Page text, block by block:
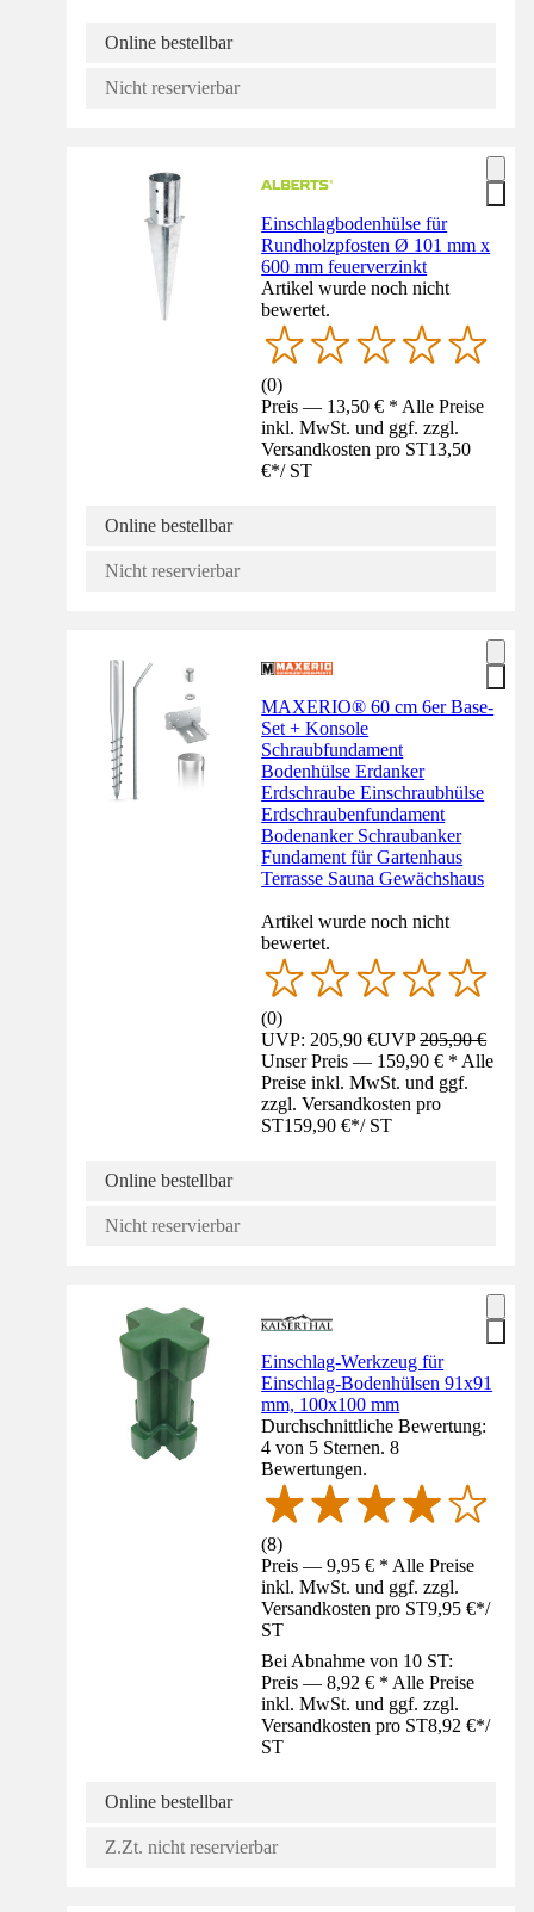
Online bestellbar
Nicht reservierbar
Einschlagbodenhülse für
Rundholzpfosten Ø 101 mm x
600 mm feuerverzinkt
Artikel wurde noch nicht
bewertet.
(0)
Preis — 13,50 € * Alle Preise
inkl. MwSt. und ggf. zzgl.
Versandkosten pro ST13,50
€*/ ST
Online bestellbar
Nicht reservierbar
MAXERIO® 60 cm 6er Base-
Set + Konsole
Schraubfundament
Bodenhülse Erdanker
Erdschraube Einschraubhülse
Erdschraubenfundament
Bodenanker Schraubanker
Fundament für Gartenhaus
Terrasse Sauna Gewächshaus
Artikel wurde noch nicht
bewertet.
(0)
UVP: 205,90 €UVP205,90 €
Unser Preis — 159,90 € * Alle
Preise inkl. MwSt. und ggf.
zzgl. Versandkosten pro
ST159,90 €*/ ST
Online bestellbar
Nicht reservierbar
Einschlag-Werkzeug für
Einschlag-Bodenhülsen 91x91
mm, 100x100 mm
Durchschnittliche Bewertung:
4 von 5 Sternen. 8
Bewertungen.
(8)
Preis — 9,95 € * Alle Preise
inkl. MwSt. und ggf. zzgl.
Versandkosten pro ST9,95 €*/
ST
Bei Abnahme von 10 ST:
Preis — 8,92 € * Alle Preise
inkl. MwSt. und ggf. zzgl.
Versandkosten pro ST8,92 €*/
ST
Online bestellbar
Z.Zt. nicht reservierbar